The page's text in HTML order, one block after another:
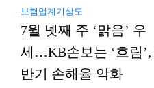
보험업계기상도
7월 넷째 주 ‘맑음’ 우
세…KB손보는 ‘흐림’,
반기 손해율 악화